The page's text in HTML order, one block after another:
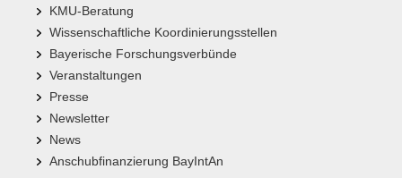
KMU-Beratung
Wissenschaftliche Koordinierungsstellen
Bayerische Forschungsverbünde
Veranstaltungen
Presse
Newsletter
News
Anschubfinanzierung BayIntAn